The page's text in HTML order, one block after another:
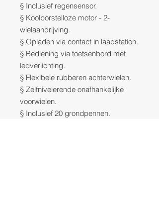
§ Inclusief regensensor.
§ Koolborstelloze motor - 2-
wielaandrijving.
§ Opladen via contact in laadstation.
§ Bediening via toetsenbord met
ledverlichting.
§ Flexibele rubberen achterwielen.
§ Zelfnivelerende onafhankelijke
voorwielen.
§ Inclusief 20 grondpennen.